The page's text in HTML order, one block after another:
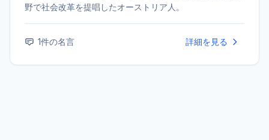
野で社会改革を提唱したオーストリア人。
1件の名言 詳細を見る